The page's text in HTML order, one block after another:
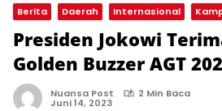
Berita Daerah Internasional
Presiden Jokowi
Golden Buzzer AGT
Nuansa Post 2 Min Baca
Juni 14, 2023